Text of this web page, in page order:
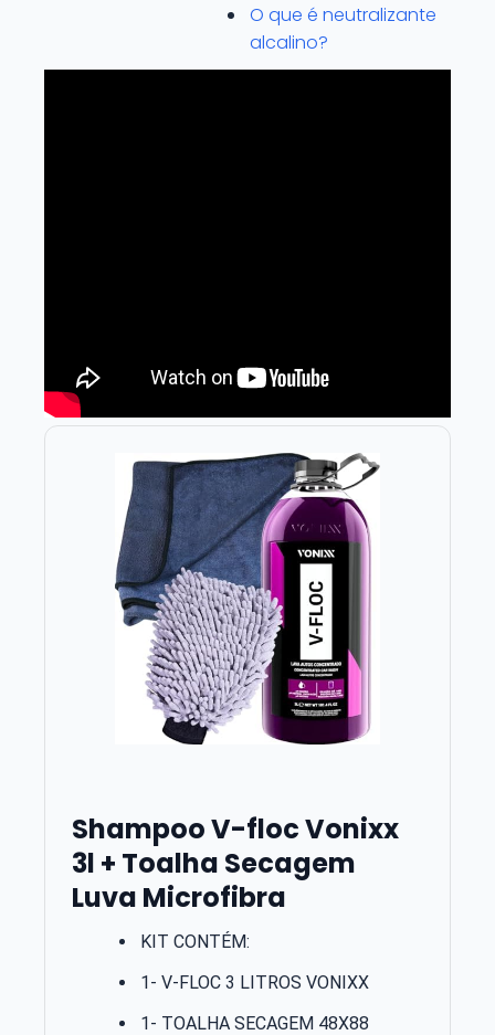
O que é neutralizante
alcalino?
Shampoo V-floc Vonixx
3l + Toalha Secagem
Luva Microfibra
KIT CONTÉM:
1- V-FLOC 3 LITROS VONIXX
1- TOALHA SECAGEM 48X88